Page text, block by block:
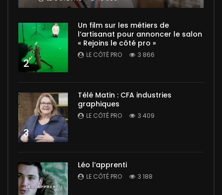
2
Un film sur les métiers de
l’artisanat pour annoncer le salon
« Rejoins le côté pro »
LE CÔTÉ PRO 3 866
3
Télé Matin : CFA industries
graphiques
LE CÔTÉ PRO 3 409
Léo l’apprenti
LE CÔTÉ PRO 3 188